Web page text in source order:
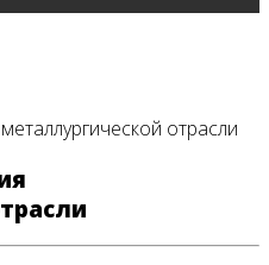
отрасли